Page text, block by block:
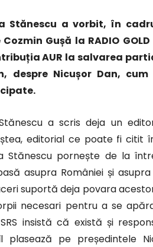
Stănescu a vorbit, în
Gușă la RADIO
AUR la salvarea
despre Nicușor Dan,
a scris deja un
editorial ce poate fi citit
Stănescu pornește de la
asupra României și
suportă deja povara
necesari pentru a se
insistă că există și
pe președintele